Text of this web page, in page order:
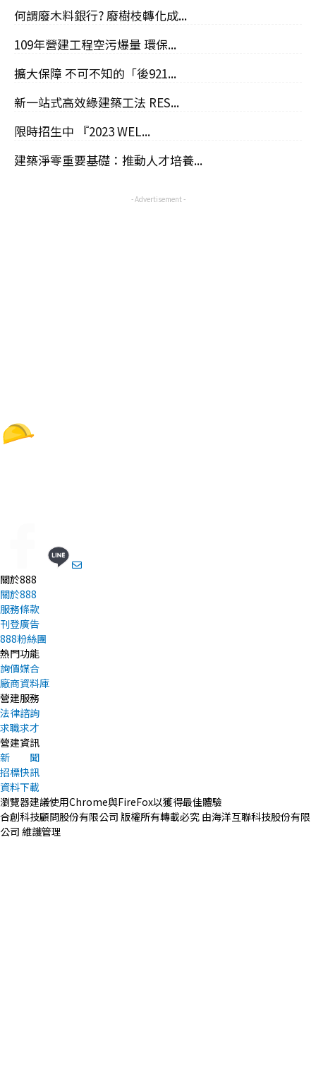
何謂廢木料銀行? 廢樹枝轉化成...
109年營建工程空污爆量 環保...
擴大保障 不可不知的「後921...
新一站式高效綠建築工法 RES...
限時招生中 『2023 WEL...
建築淨零重要基礎：推動人才培養...
- Advertisement -
關於888
關於888
服務條款
刊登廣告
888粉絲團
熱門功能
詢價媒合
廠商資料庫
營建服務
法律諮詢
求職求才
營建資訊
新 聞
招標快訊
資料下載
瀏覽器建議使用Chrome與FireFox以獲得最佳體驗
合創科技顧問股份有限公司 版權所有轉載必究 由海洋互聯科技股份有限
公司 維護管理